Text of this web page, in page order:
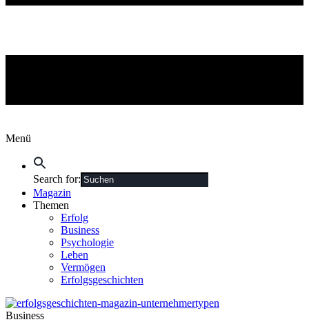
Menü
Search for:
Magazin
Themen
Erfolg
Business
Psychologie
Leben
Vermögen
Erfolgsgeschichten
Business